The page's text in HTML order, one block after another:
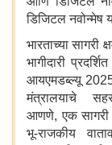
डिजिटल नवोन्मेष
भारताच्या सागरी
भागीदारी
आयएमडब्ल्यू 2025
मंत्रालयाचे
आणणे, एक सागरी
भू-राजकीय